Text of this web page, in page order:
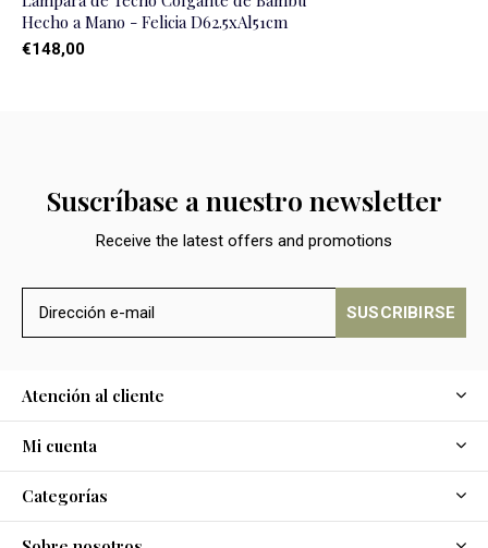
Hecho a Mano - Felicia D62.5xAl51cm
€148,00
Suscríbase a nuestro newsletter
Receive the latest offers and promotions
SUSCRIBIRSE
Atención al cliente
Mi cuenta
Categorías